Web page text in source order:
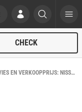
EXPERT KOOPADVIES EN VERKOOPPRIJS: NISSAN JUKE